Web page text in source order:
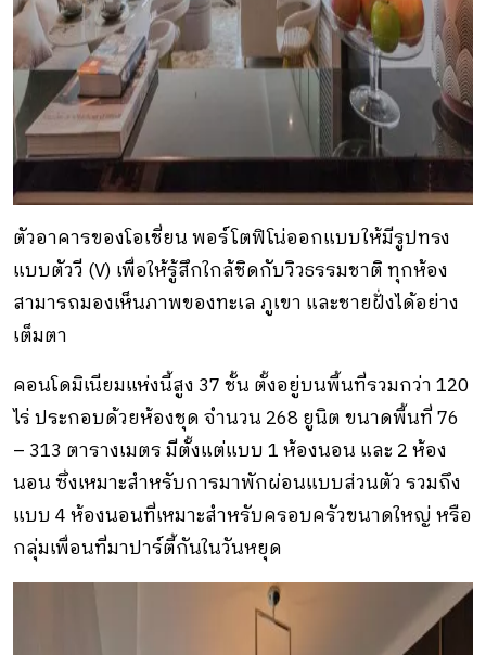
ตัวอาคารของโอเชี่ยน พอร์โตฟิโน่ออกแบบให้มีรูปทรง
แบบตัววี (V) เพื่อให้รู้สึกใกล้ชิดกับวิวธรรมชาติ ทุกห้อง
สามารถมองเห็นภาพของทะเล ภูเขา และชายฝั่งได้อย่าง
เต็มตา
คอนโดมิเนียมแห่งนี้สูง 37 ชั้น ตั้งอยู่บนพื้นที่รวมกว่า 120
ไร่ ประกอบด้วยห้องชุด จำนวน 268 ยูนิต ขนาดพื้นที่ 76
– 313 ตารางเมตร มีตั้งแต่แบบ 1 ห้องนอน และ 2 ห้อง
นอน ซึ่งเหมาะสำหรับการมาพักผ่อนแบบส่วนตัว รวมถึง
แบบ 4 ห้องนอนที่เหมาะสำหรับครอบครัวขนาดใหญ่ หรือ
กลุ่มเพื่อนที่มาปาร์ตี้กันในวันหยุด